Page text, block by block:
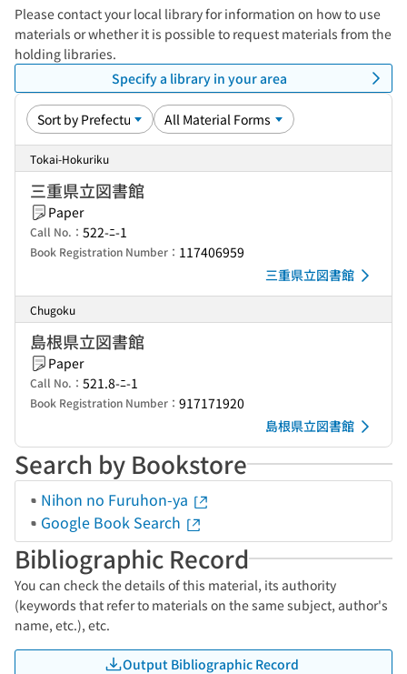
Please contact your local library for information on how to use
materials or whether it is possible to request materials from the
holding libraries.
Specify a library in your area
Tokai-Hokuriku
三重県立図書館
Paper
Call No.： 522-ﾆ-1
Book Registration Number： 117406959
三重県立図書館
Chugoku
島根県立図書館
Paper
Call No.： 521.8-ﾆ-1
Book Registration Number： 917171920
島根県立図書館
Search by Bookstore
Nihon no Furuhon-ya
Google Book Search
Bibliographic Record
You can check the details of this material, its authority
(keywords that refer to materials on the same subject, author's
name, etc.), etc.
Output Bibliographic Record